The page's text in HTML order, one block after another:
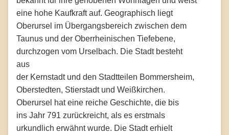
eine hohe Kaufkraft auf. Geographisch liegt
Oberursel im Übergangsbereich zwischen dem
Taunus und der Oberrheinischen Tiefebene,
durchzogen vom Urselbach. Die Stadt besteht
aus
der Kernstadt und den Stadtteilen Bommersheim,
Oberstedten, Stierstadt und Weißkirchen.
Oberursel hat eine reiche Geschichte, die bis
ins Jahr 791 zurückreicht, als es erstmals
urkundlich erwähnt wurde. Die Stadt erhielt